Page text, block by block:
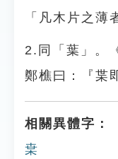
「凡木片之薄
2.同「葉」。
鄭樵曰：『枼
相關異體字：
枽